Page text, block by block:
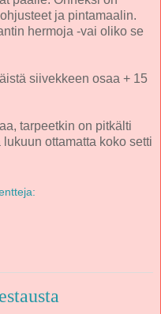
ja pintamaalin.
hermoja -vai oliko se
siivekkeen osaa + 15
tarpeetkin on pitkälti
ottamatta koko setti